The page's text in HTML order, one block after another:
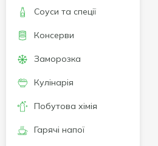
Соуси та спеції
Консерви
Заморозка
Кулінарія
Побутова хімія
Гарячі напої